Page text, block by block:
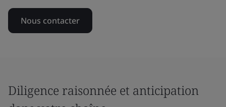
Nous contacter
Diligence raisonnée et anticipation